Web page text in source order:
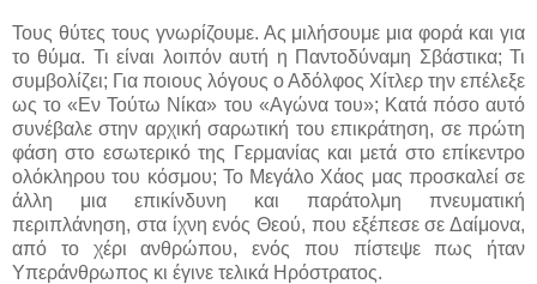
Τους θύτες τους γνωρίζουμε. Ας μιλήσουμε μια φορά και για
το θύμα. Τι είναι λοιπόν αυτή η Παντοδύναμη Σβάστικα; Τι
συμβολίζει; Για ποιους λόγους ο Αδόλφος Χίτλερ την επέλεξε
ως το «Εν Τούτω Νίκα» του «Αγώνα του»; Κατά πόσο αυτό
συνέβαλε στην αρχική σαρωτική του επικράτηση, σε πρώτη
φάση στο εσωτερικό της Γερμανίας και μετά στο επίκεντρο
ολόκληρου του κόσμου; Το Μεγάλο Χάος μας προσκαλεί σε
άλλη μια επικίνδυνη και παράτολμη πνευματική
περιπλάνηση, στα ίχνη ενός Θεού, που εξέπεσε σε Δαίμονα,
από το χέρι ανθρώπου, ενός που πίστεψε πως ήταν
Υπεράνθρωπος κι έγινε τελικά Ηρόστρατος.